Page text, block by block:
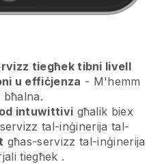
tiegħek tibni livell
u effiċjenza - M'hemm
bħalna.
intuwittivi għalik biex
tal-inġinerija tal-
għas-servizz tal-inġinerija
tiegħek .